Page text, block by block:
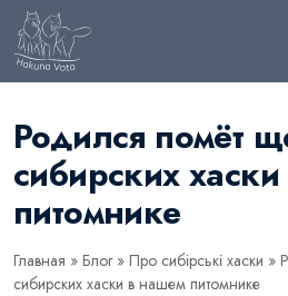
Родился помёт
сибирских
питомнике
Главная » Блог» Про сибірські хаски »
сибирских хаски в нашем питомнике